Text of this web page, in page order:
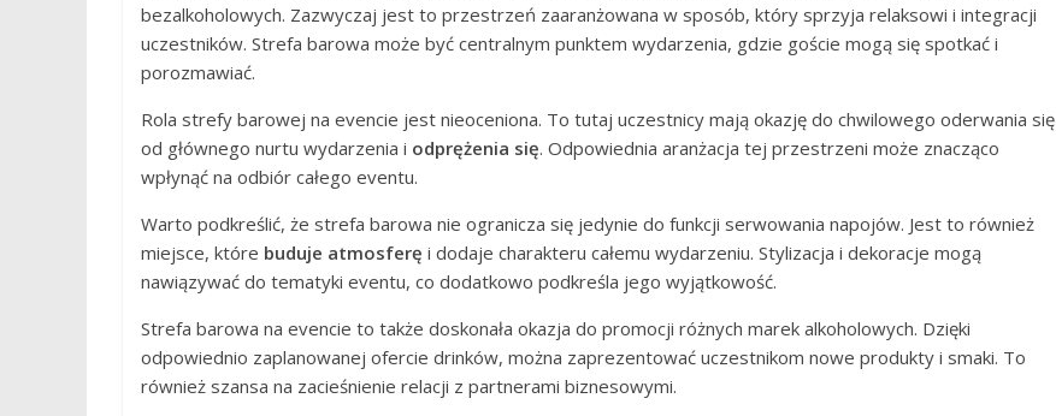
bezalkoholowych. Zazwyczaj jest to przestrzeń zaaranżowana w sposób, który sprzyja relaksowi i integracji
uczestników. Strefa barowa może być centralnym punktem wydarzenia, gdzie goście mogą się spotkać i
porozmawiać.
Rola strefy barowej na evencie jest nieoceniona. To tutaj uczestnicy mają okazję do chwilowego oderwania się
od głównego nurtu wydarzenia i odprężenia się. Odpowiednia aranżacja tej przestrzeni może znacząco
wpłynąć na odbiór całego eventu.
Warto podkreślić, że strefa barowa nie ogranicza się jedynie do funkcji serwowania napojów. Jest to również
miejsce, które buduje atmosferę i dodaje charakteru całemu wydarzeniu. Stylizacja i dekoracje mogą
nawiązywać do tematyki eventu, co dodatkowo podkreśla jego wyjątkowość.
Strefa barowa na evencie to także doskonała okazja do promocji różnych marek alkoholowych. Dzięki
odpowiednio zaplanowanej ofercie drinków, można zaprezentować uczestnikom nowe produkty i smaki. To
również szansa na zacieśnienie relacji z partnerami biznesowymi.